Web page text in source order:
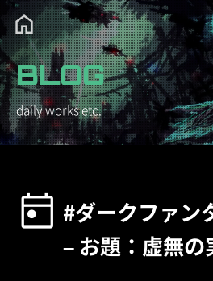
BLOG
daily works etc.
#ダークファン
– お題：虚無の